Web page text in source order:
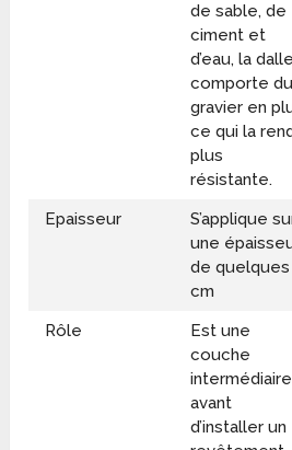
de sable, de
ciment et
d’eau, la dalle
comporte du
gravier en
ce qui la
plus
résistante.
Epaisseur
S’applique
une
de quelques
cm
Rôle
Est une
couche
intermédiaire
avant
d’installer un